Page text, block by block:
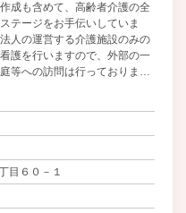
成も含めて、高齢者介護の全
テージをお手伝いしていま
人の運営する介護施設のみの
護を行いますので、外部の一
等への訪問は行っておりませ
いるほか、子供の急な体調不
しで早退するといった場面で
みやすい会社風土とするな
極的に子育て応援をしていき
目６０－１